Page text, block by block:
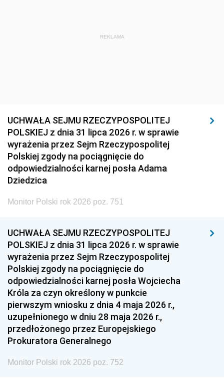
REKLAMA
UCHWAŁA SEJMU RZECZYPOSPOLITEJ
POLSKIEJ z dnia 31 lipca 2026 r. w sprawie
wyrażenia przez Sejm Rzeczypospolitej
Polskiej zgody na pociągnięcie do
odpowiedzialności karnej posła Adama
Dziedzica
Monitor Polski rok 2026 poz. 751
UCHWAŁA SEJMU RZECZYPOSPOLITEJ
POLSKIEJ z dnia 31 lipca 2026 r. w sprawie
wyrażenia przez Sejm Rzeczypospolitej
Polskiej zgody na pociągnięcie do
odpowiedzialności karnej posła Wojciecha
Króla za czyn określony w punkcie
pierwszym wniosku z dnia 4 maja 2026 r.,
uzupełnionego w dniu 28 maja 2026 r.,
przedłożonego przez Europejskiego
Prokuratora Generalnego
Monitor Polski rok 2026 poz. 752